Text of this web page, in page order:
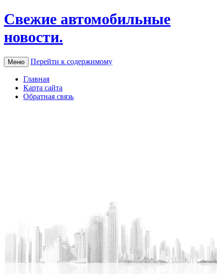
Свежие автомобильные
новости.
Меню Перейти к содержимому
Главная
Карта сайта
Обратная связь